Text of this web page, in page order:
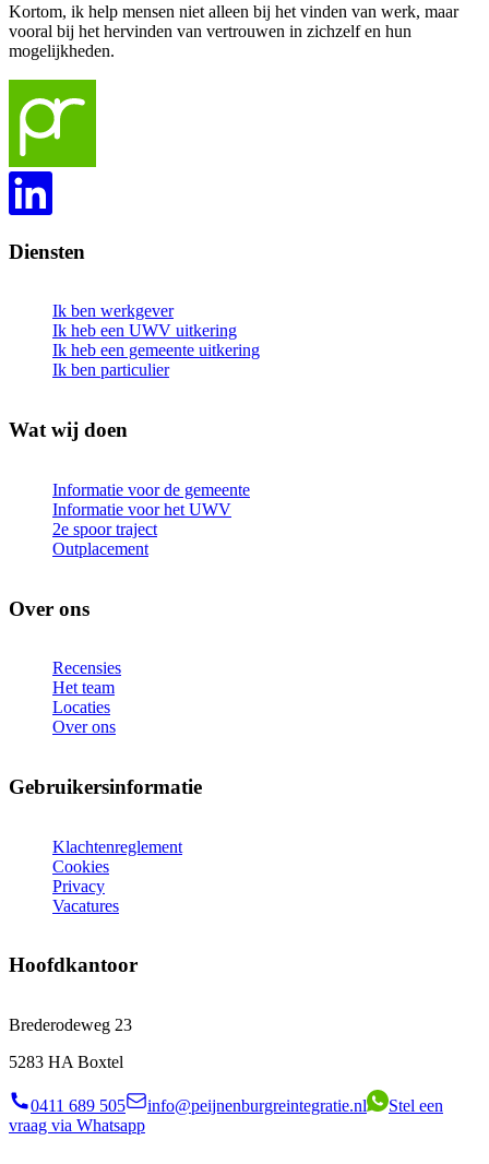
Kortom, ik help mensen niet alleen bij het vinden van werk, maar
vooral bij het hervinden van vertrouwen in zichzelf en hun
mogelijkheden.
Diensten
Ik ben werkgever
Ik heb een UWV uitkering
Ik heb een gemeente uitkering
Ik ben particulier
Wat wij doen
Informatie voor de gemeente
Informatie voor het UWV
2e spoor traject
Outplacement
Over ons
Recensies
Het team
Locaties
Over ons
Gebruikersinformatie
Klachtenreglement
Cookies
Privacy
Vacatures
Hoofdkantoor
Brederodeweg 23
5283 HA Boxtel
0411 689 505 info@peijnenburgreintegratie.nl
Stel een
vraag via Whatsapp